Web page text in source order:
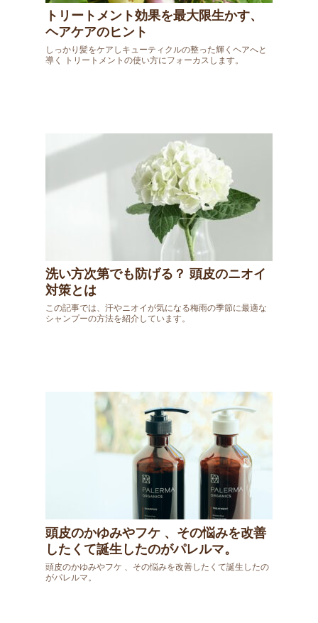
トリートメント効果を最大限生かす、
ヘアケアのヒント
しっかり髪をケアしキューティクルの整った輝くヘアへと
導く トリートメントの使い方にフォーカスします。
洗い方次第でも防げる？ 頭皮のニオイ
対策とは
この記事では、汗やニオイが気になる梅雨の季節に最適な
シャンプーの方法を紹介しています。
頭皮のかゆみやフケ 、その悩みを改善
したくて誕生したのがパレルマ。
頭皮のかゆみやフケ 、その悩みを改善したくて誕生したの
がパレルマ。